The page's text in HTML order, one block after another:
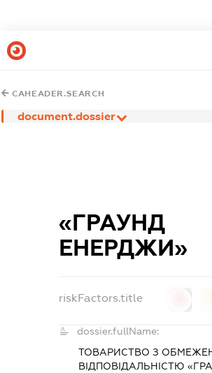
CAHEADER.SEARCH
document.dossier
«ГРАУНД
ЕНЕРДЖИ»
riskFactors.title
dossier.fullName:
ТОВАРИСТВО З
ВІДПОВІДАЛЬНІСТЮ